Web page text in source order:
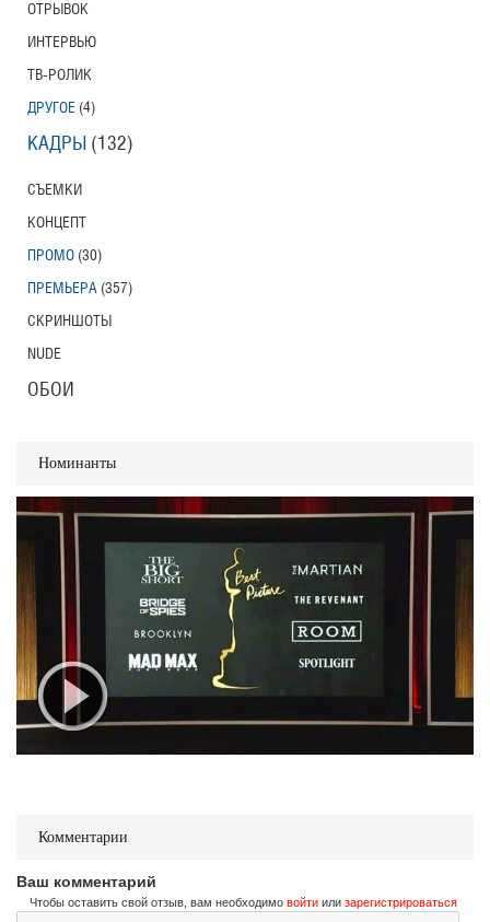
Номинанты
Комментарии
Ваш комментарий
Чтобы оставить свой отзыв, вам необходимо войти или зарегистрироваться
ОТРЫВОК
ИНТЕРВЬЮ
ТВ-РОЛИК
ДРУГОЕ (4)
КАДРЫ (132)
СЪЕМКИ
КОНЦЕПТ
ПРОМО (30)
ПРЕМЬЕРА (357)
СКРИНШОТЫ
NUDE
ОБОИ